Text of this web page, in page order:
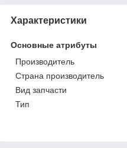
Характеристики
Основные атрибуты
Производитель
Страна производитель
Вид запчасти
Тип